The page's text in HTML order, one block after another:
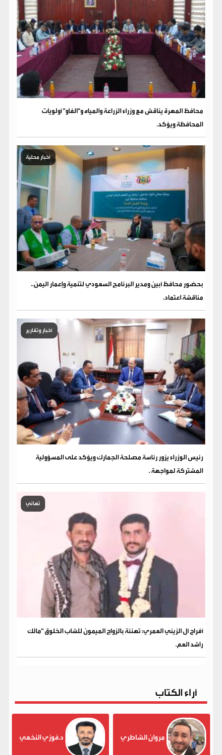
محافظ المهرة يناقش مع وزراء الزراعة والمياه و"الفاو" أولويات
المحافظة ويؤكد.
أخبار محلية
بحضور محافظ أبين ومدير البرنامج السعودي لتنمية وإعمار اليمن..
مناقشة اعتماد.
أخبار وتقارير
رئيس الوزراء يزور رئاسة مصلحة الجمارك ويؤكد على المسؤولية
المشتركة لمواجهة .
تهاني
​أفراح آل الزيني العمري: تهنئة بالزواج الميمون للشاب الخلوق "مالك
راشد العم.
آراء الكتاب
مروان الشاطري د.فوزي النخعي